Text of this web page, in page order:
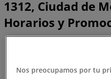
1312, Ciudad de
Horarios y
Luuna en Ciudad de
Nos preocupamos por tu